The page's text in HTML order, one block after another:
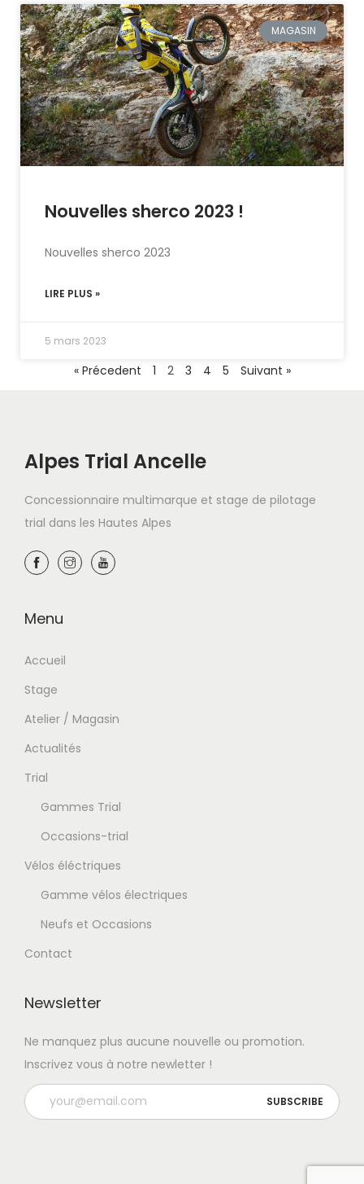
MAGASIN
Nouvelles sherco 2023 !
Nouvelles sherco 2023
LIRE PLUS »
5 mars 2023
« Précedent 1 2 3 4 5 Suivant »
Alpes Trial Ancelle
Concessionnaire multimarque et stage de pilotage
trial dans les Hautes Alpes
Menu
Accueil
Stage
Atelier / Magasin
Actualités
Trial
Gammes Trial
Occasions-trial
Vélos éléctriques
Gamme vélos électriques
Neufs et Occasions
Contact
Newsletter
Ne manquez plus aucune nouvelle ou promotion.
Inscrivez vous à notre newletter !